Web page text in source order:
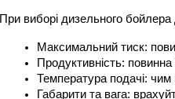
При виборі дизельного
Максимальний тиск:
Продуктивність:
Температура подачі:
Габарити та вага: